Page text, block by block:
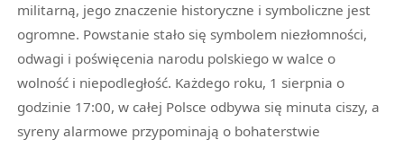
militarną, jego znaczenie historyczne i symboliczne jest
ogromne. Powstanie stało się symbolem niezłomności,
odwagi i poświęcenia narodu polskiego w walce o
wolność i niepodległość. Każdego roku, 1 sierpnia o
godzinie 17:00, w całej Polsce odbywa się minuta ciszy, a
syreny alarmowe przypominają o bohaterstwie